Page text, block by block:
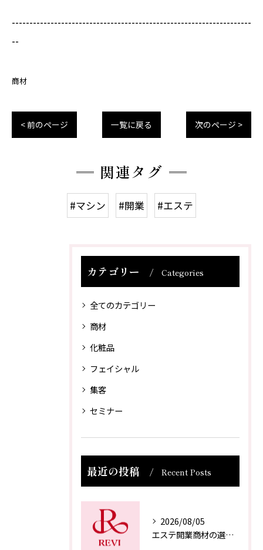
--------------------------------------------------------------------
--
商材
< 前のページ 一覧に戻る 次のページ >
関連タグ
#マシン #開業 #エステ
カテゴリー Categories
全てのカテゴリー
商材
化粧品
フェイシャル
集客
セミナー
最近の投稿 Recent Posts
2026/08/05
エステ開業商材の選び方